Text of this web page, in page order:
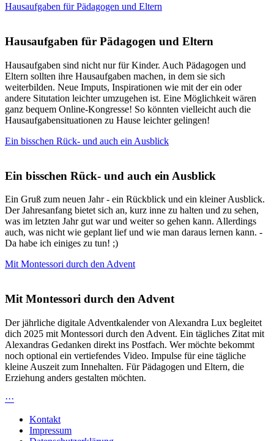
Hausaufgaben für Pädagogen und Eltern
Hausaufgaben für Pädagogen und Eltern
Hausaufgaben sind nicht nur für Kinder. Auch Pädagogen und
Eltern sollten ihre Hausaufgaben machen, in dem sie sich
weiterbilden. Neue Imputs, Inspirationen wie mit der ein oder
andere Situtation leichter umzugehen ist. Eine Möglichkeit wären
ganz bequem Online-Kongresse! So könnten vielleicht auch die
Hausaufgabensituationen zu Hause leichter gelingen!
Ein bisschen Rück- und auch ein Ausblick
Ein bisschen Rück- und auch ein Ausblick
Ein Gruß zum neuen Jahr - ein Rückblick und ein kleiner Ausblick.
Der Jahresanfang bietet sich an, kurz inne zu halten und zu sehen,
was im letzten Jahr gut war und weiter so gehen kann. Allerdings
auch, was nicht wie geplant lief und wie man daraus lernen kann. -
Da habe ich einiges zu tun! ;)
Mit Montessori durch den Advent
Mit Montessori durch den Advent
Der jährliche digitale Adventkalender von Alexandra Lux begleitet
dich 2025 mit Montessori durch den Advent. Ein tägliches Zitat mit
Alexandras Gedanken direkt ins Postfach. Wer möchte bekommt
noch optional ein vertiefendes Video. Impulse für eine tägliche
kleine Auszeit zum Innehalten. Für Pädagogen und Eltern, die
Erziehung anders gestalten möchten.
···
Kontakt
Impressum